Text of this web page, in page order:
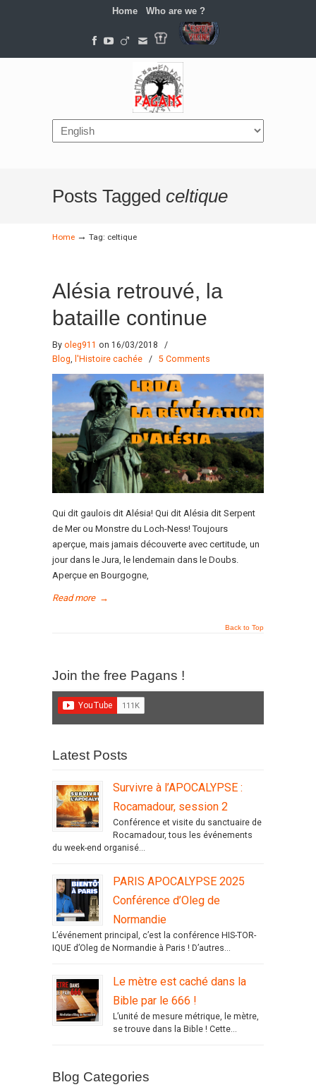
Home Who are we ?
Navigation
Posts Tagged celtique
Home → Tag: celtique
Alésia retrouvé, la
bataille continue
By oleg911 on 16/03/2018
/
Blog, l'Histoire cachée / 5 Comments
Qui dit gaulois dit Alésia! Qui dit Alésia dit Serpent
de Mer ou Monstre du Loch-Ness! Toujours
aperçue, mais jamais découverte avec certitude, un
jour dans le Jura, le lendemain dans le Doubs.
Aperçue en Bourgogne,
Read more →
Back to Top
Join the free Pagans !
Latest Posts
Survivre à l’APOCALYPSE :
Rocamadour, session 2
Conférence et visite du sanctuaire de
Rocamadour, tous les événements
du week-end organisé...
PARIS APOCALYPSE 2025
Conférence d’Oleg de
Normandie
L’événement principal, c’est la conférence HIS-TOR-
IQUE d’Oleg de Normandie à Paris ! D’autres...
Le mètre est caché dans la
Bible par le 666 !
L’unité de mesure métrique, le mètre,
se trouve dans la Bible ! Cette...
Blog Categories